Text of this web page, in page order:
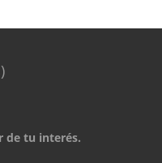
de tu interés.